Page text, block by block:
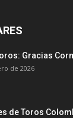
Gracias
de 2026
de Toros